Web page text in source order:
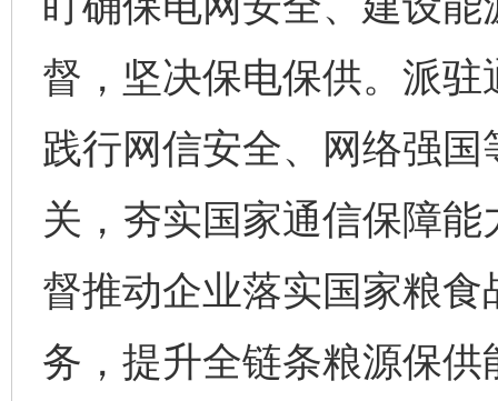
督，坚决保电保供。派
践行网信安全、网络强
关，夯实国家通信保障
督推动企业落实国家粮
务，提升全链条粮源保供